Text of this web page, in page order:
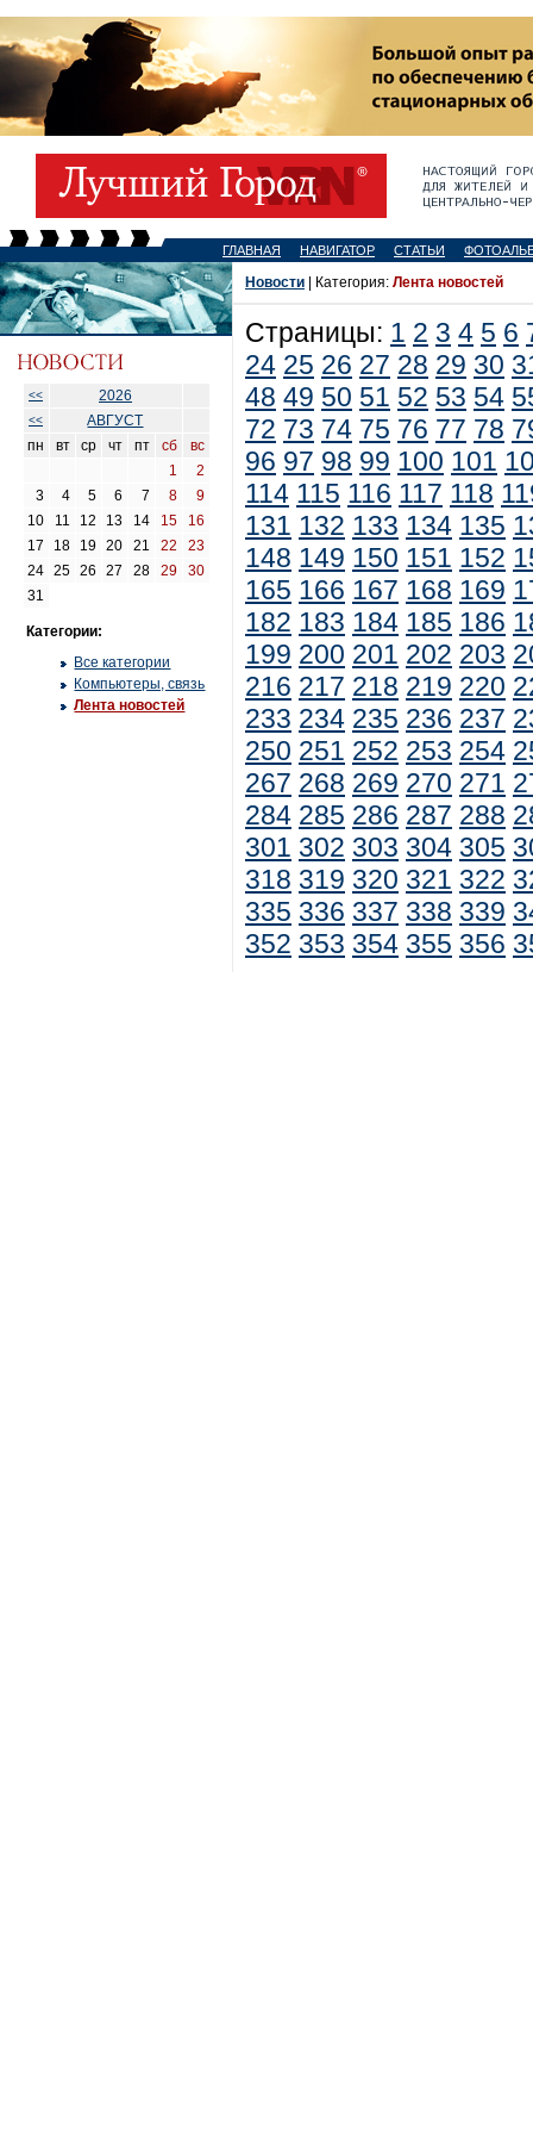
ГЛАВНАЯ НАВИГАТОР СТАТЬИ
<< 2026
<<
АВГУСТ
пн
вт ср чт пт сб
вс
1
2
3
4 5 6 7 8
9
10
11 12 13 14 15
16
17
18 19 20 21 22
23
24
25 26 27 28 29
30
31
Категории:
Все категории
Компьютеры, связь
Лента новостей
Новости | Категория: Лента новостей
Страницы: 1 2 3 4 5 6
24 25 26 27 28 29 30
48 49 50 51 52 53 54
72 73 74 75 76 77 78
96 97 98 99 100 101
114 115 116 117 118
131 132 133 134 135
148 149 150 151 152
165 166 167 168 169
182 183 184 185 186
199 200 201 202 203
216 217 218 219 220
233 234 235 236 237
250 251 252 253 254
267 268 269 270 271
284 285 286 287 288
301 302 303 304 305
318 319 320 321 322
335 336 337 338 339
352 353 354 355 356